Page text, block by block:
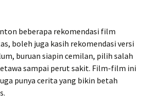
beberapa rekomendasi film
boleh juga kasih rekomendasi versi
buruan siapin cemilan, pilih salah
sampai perut sakit. Film-film ini
punya cerita yang bikin betah